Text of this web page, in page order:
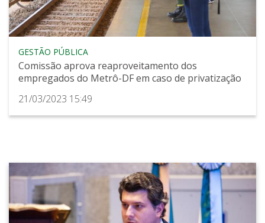
GESTÃO PÚBLICA
Comissão aprova reaproveitamento dos
empregados do Metrô-DF em caso de privatização
21/03/2023 15:49